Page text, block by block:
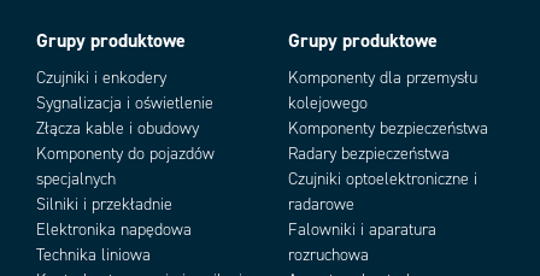
Grupy produktowe
Czujniki i enkodery
Sygnalizacja i oświetlenie
Złącza kable i obudowy
Komponenty do pojazdów
specjalnych
Silniki i przekładnie
Elektronika napędowa
Technika liniowa
Grupy produktowe
Komponenty dla przemysłu
kolejowego
Komponenty bezpieczeństwa
Radary bezpieczeństwa
Czujniki optoelektroniczne i
radarowe
Falowniki i aparatura
rozruchowa